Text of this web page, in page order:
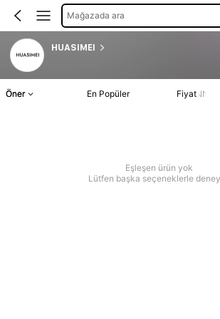
Mağazada ara
HUASIMEI
Öner En Popüler Fiyat
Eşleşen ürün yok
Lütfen başka seçeneklerle